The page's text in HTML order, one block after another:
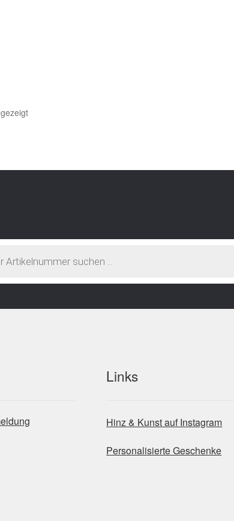
Nach
Links
Hinz & Kunst auf Instagram
Personalisierte Geschenke